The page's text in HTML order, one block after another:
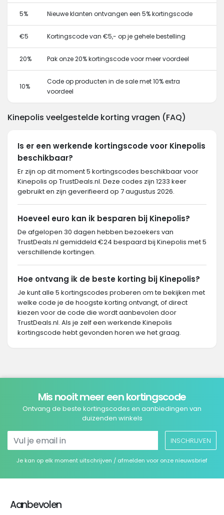
5% Nieuwe klanten ontvangen een 5% kortingscode
€5 Kortingscode van €5,- op je gehele bestelling
20% Pak onze 20% kortingscode voor meer voordeel
10%
Code op producten in de sale met 10% extra
voordeel
Kinepolis veelgestelde korting vragen (FAQ)
Is er een werkende kortingscode voor Kinepolis
beschikbaar?
Er zijn op dit moment 5 kortingscodes beschikbaar voor
Kinepolis op TrustDeals.nl. Deze codes zijn 1233 keer
gebruikt en zijn geverifieerd op 7 augustus 2026.
Hoeveel euro kan ik besparen bij Kinepolis?
De afgelopen 30 dagen hebben bezoekers van
TrustDeals.nl gemiddeld €24 bespaard bij Kinepolis met 5
verschillende kortingen.
Hoe ontvang ik de beste korting bij Kinepolis?
Je kunt alle 5 kortingscodes proberen om te bekijken met
welke code je de hoogste korting ontvangt, of direct
kiezen voor de code die wordt aanbevolen door
TrustDeals.nl. Als je zelf een werkende Kinepolis
kortingscode hebt gevonden horen we het graag.
Mis nooit meer een kortingscode
Ontvang de beste kortingscodes en aanbiedingen van
duizenden winkels
INSCHRIJVEN
Je kan op elk moment uitschrijven / afmelden voor onze nieuwsbrief
Aanbevolen